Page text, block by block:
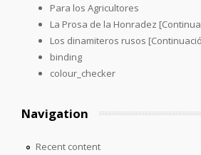
Para los Agricultores
La Prosa de la Honradez
Los dinamiteros rusos
binding
colour_checker
Navigation
Recent content